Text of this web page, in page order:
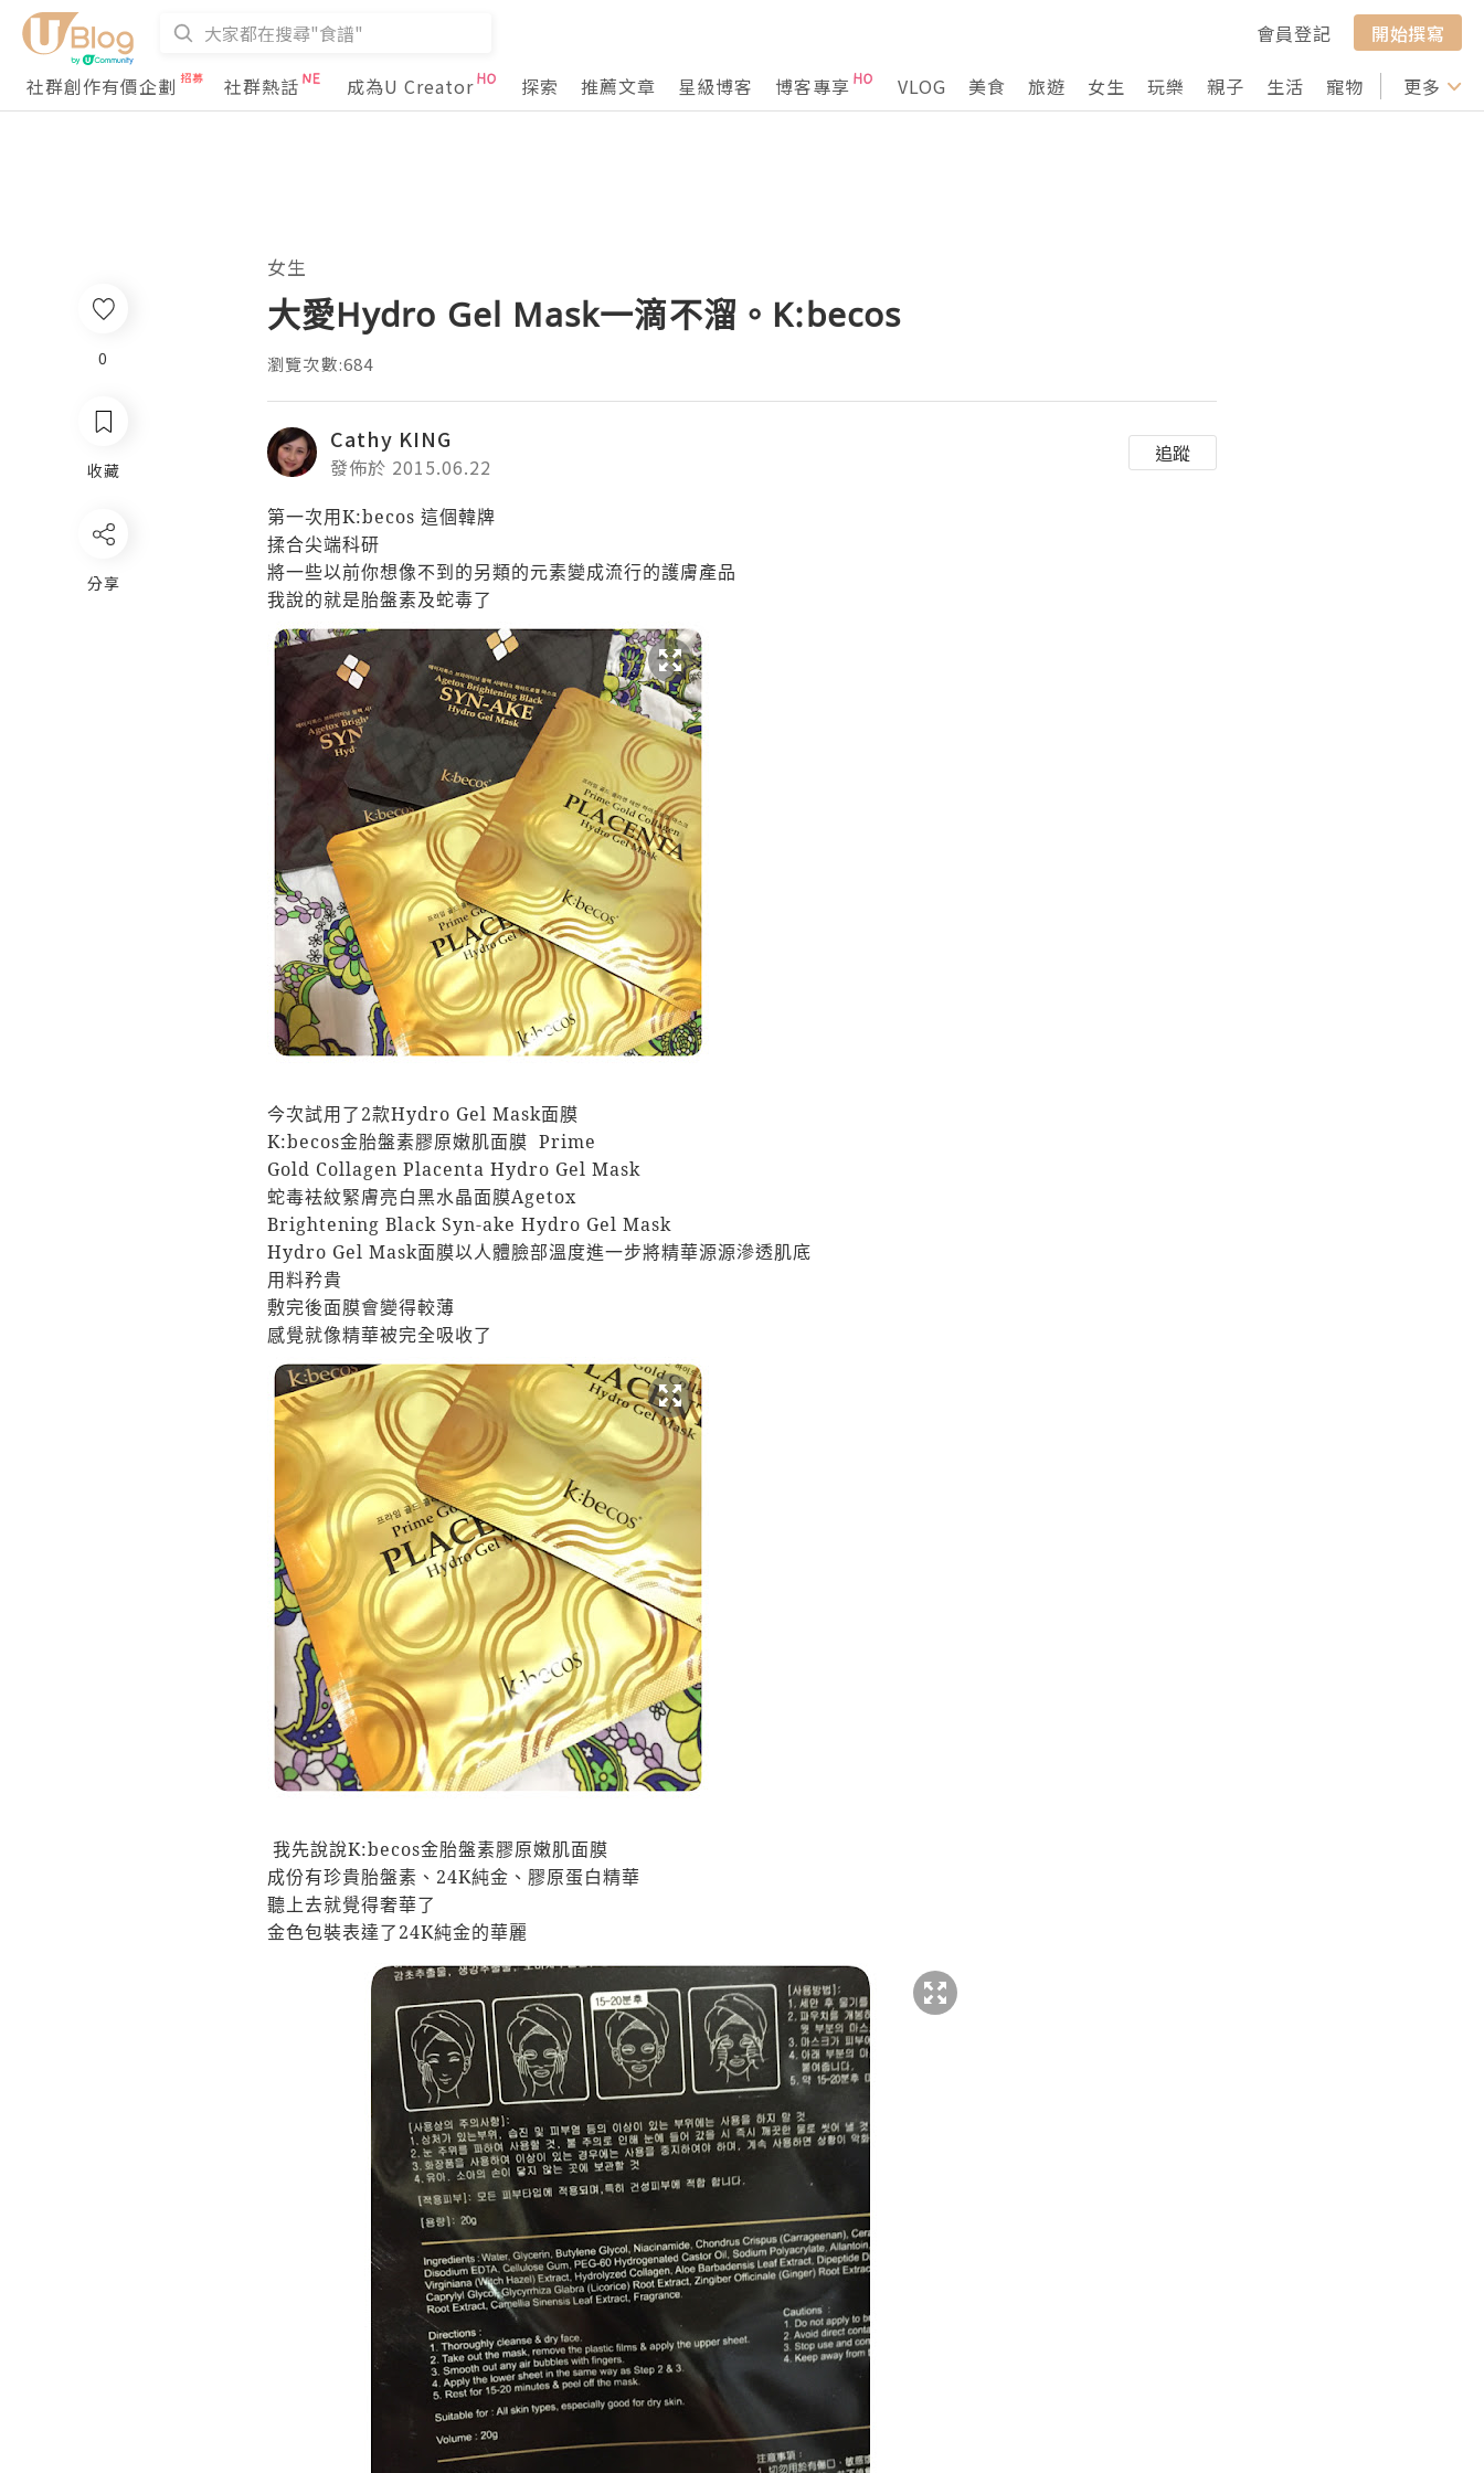
會員登記
開始撰寫
社群創作有價企劃
社群熱話 成為U Creator 探索 推薦文章 星級博客 博客專享 VLOG 美食 旅遊 女生 玩樂 親子 生活 寵物 行山 打卡
更多
0
收藏
分享
女生
大愛Hydro Gel Mask一滴不溜。K:becos
瀏覽次數:684
Cathy KING
發佈於 2015.06.22
追蹤
第一次用K:becos 這個韓牌
揉合尖端科研
將一些以前你想像不到的另類的元素變成流行的護膚產品
我說的就是胎盤素及蛇毒了
今次試用了2款Hydro Gel Mask面膜
K:becos金胎盤素膠原嫩肌面膜 Prime
Gold Collagen Placenta Hydro Gel Mask
蛇毒袪紋緊膚亮白黑水晶面膜Agetox
Brightening Black Syn-ake Hydro Gel Mask
Hydro Gel Mask面膜以人體臉部溫度進一步將精華源源滲透肌底
用料矜貴
敷完後面膜會變得較薄
感覺就像精華被完全吸收了
我先說說K:becos金胎盤素膠原嫩肌面膜
成份有珍貴胎盤素、 24K純金、膠原蛋白精華
聽上去就覺得奢華了
金色包裝表達了24K純金的華麗